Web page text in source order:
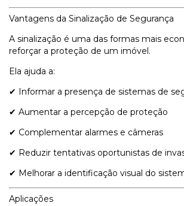
Vantagens da Sinalização de Segurança
A sinalização é uma das formas mais
reforçar a proteção de um imóvel.
Ela ajuda a:
✔ Informar a presença de sistemas de
✔ Aumentar a percepção de proteção
✔ Complementar alarmes e câmeras
✔ Reduzir tentativas oportunistas de
✔ Melhorar a identificação visual do
Aplicações